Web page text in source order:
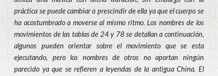
práctica se puede cambiar o prescindir de ella ya que el cuerpo se
ha acostumbrado a moverse al mismo ritmo. Los nombres de los
movimientos de las tablas de 24 y 78 se detallan a continuación,
algunos pueden orientar sobre el movimiento que se esta
ejecutando, pero los nombres de otros no aportan ningún
parecido ya que se refieren a leyendas de la antigua China. El